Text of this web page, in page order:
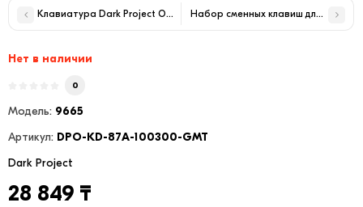
Клавиатура Dark Project One KD87A Black DPO-KD-87A-000300-
Набор сменных клавиш для
Нет в наличии
0
Модель: 9665
Артикул: DPO-KD-87A-100300-GMT
Dark Project
28 849 ₸